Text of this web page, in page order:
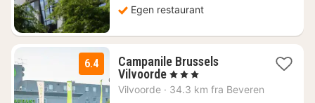
Egen restaurant
6.4
Campanile Brussels
Vilvoorde1
natt
, 3 Stjerner
Vilvoorde · 34.3 km fra Beveren